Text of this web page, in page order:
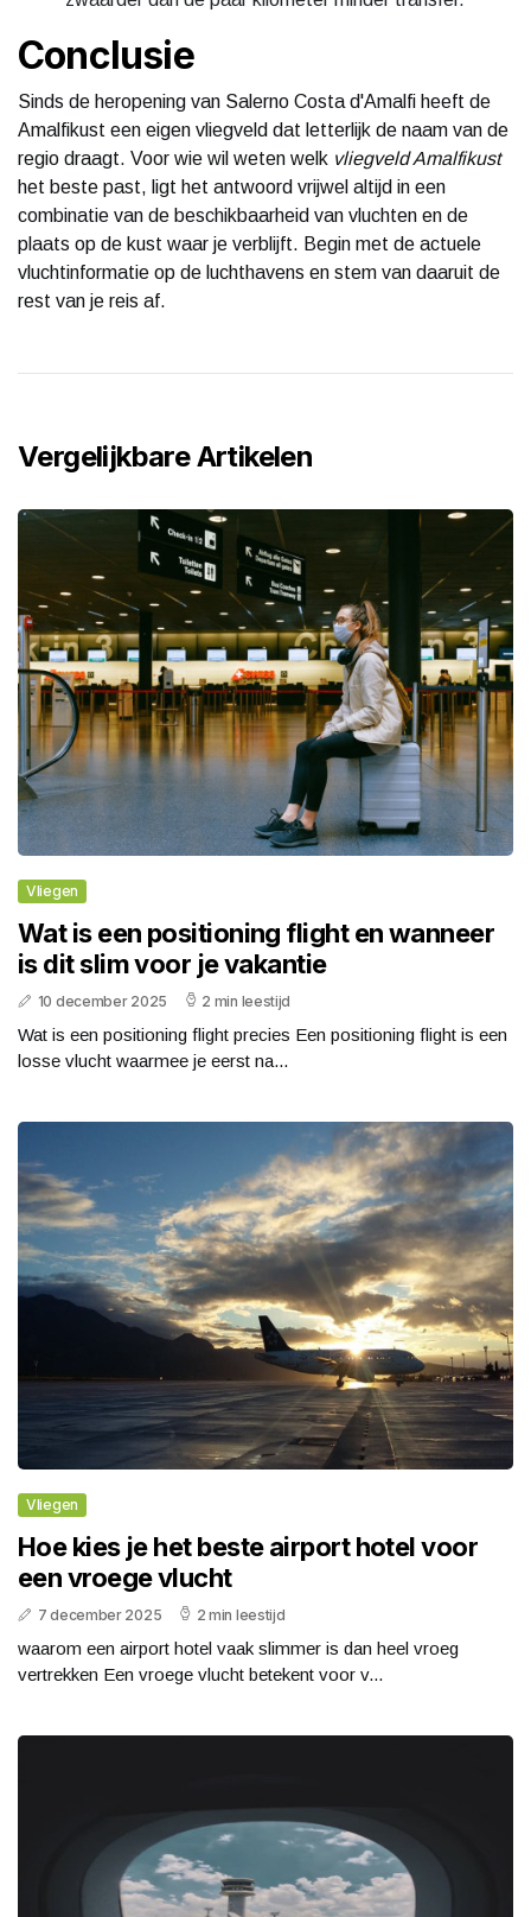
Conclusie
Sinds de heropening van Salerno Costa d'Amalfi heeft de
Amalfikust een eigen vliegveld dat letterlijk de naam van de
regio draagt. Voor wie wil weten welk vliegveld Amalfikust
het beste past, ligt het antwoord vrijwel altijd in een
combinatie van de beschikbaarheid van vluchten en de
plaats op de kust waar je verblijft. Begin met de actuele
vluchtinformatie op de luchthavens en stem van daaruit de
rest van je reis af.
Vergelijkbare Artikelen
Vliegen
Wat is een positioning flight en wanneer
is dit slim voor je vakantie
10 december 2025 2 min leestijd
Wat is een positioning flight precies Een positioning flight is een
losse vlucht waarmee je eerst na...
Vliegen
Hoe kies je het beste airport hotel voor
een vroege vlucht
7 december 2025 2 min leestijd
waarom een airport hotel vaak slimmer is dan heel vroeg
vertrekken Een vroege vlucht betekent voor v...